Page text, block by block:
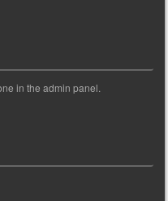
in the admin panel.